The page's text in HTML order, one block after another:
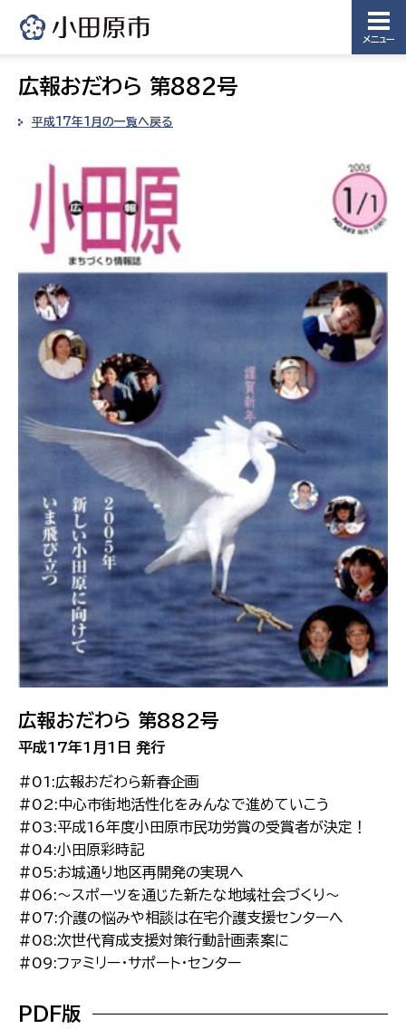
メニュー
広報おだわら 第882号
平成17年1月の一覧へ戻る
広報おだわら 第882号
平成17年1月1日 発行
#01:広報おだわら新春企画
#02:中心市街地活性化をみんなで進めていこう
#03:平成16年度小田原市民功労賞の受賞者が決定！
#04:小田原彩時記
#05:お城通り地区再開発の実現へ
#06:〜スポーツを通じた新たな地域社会づくり〜
#07:介護の悩みや相談は在宅介護支援センターへ
#08:次世代育成支援対策行動計画素案に
#09:ファミリー・サポート・センター
PDF版